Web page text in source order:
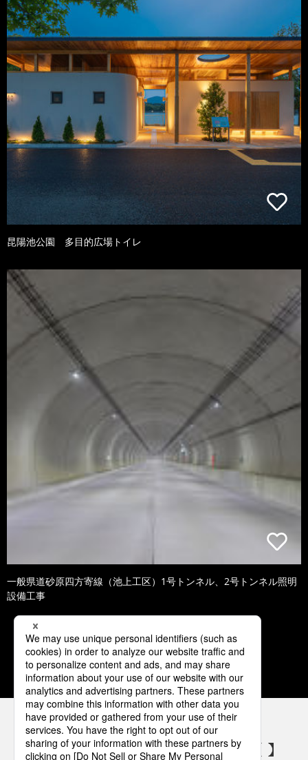
昆陽池公園 多目的広場トイレ
一般県道砂原四方寄線（池上工区）1号トンネル、2号トンネル照明
設備工事
1 2 3 4 5
パナソニックの電気設備 SNSアカウント